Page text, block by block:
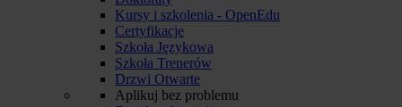
Kursy i szkolenia - OpenEdu
Certyfikacje
Szkoła Językowa
Szkoła Trenerów
Drzwi Otwarte
Aplikuj bez problemu